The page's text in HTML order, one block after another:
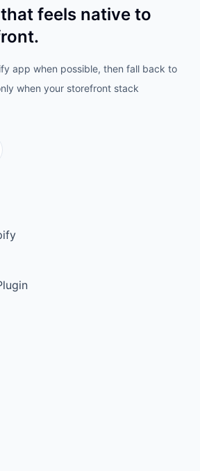
feels native to
app when possible, then fall back to
when your storefront stack